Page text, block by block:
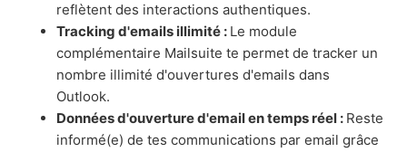
reflètent des interactions authentiques.
Tracking d'emails illimité : Le module
complémentaire Mailsuite te permet de tracker un
nombre illimité d'ouvertures d'emails dans
Outlook.
Données d'ouverture d'email en temps réel : Reste
informé(e) de tes communications par email grâce